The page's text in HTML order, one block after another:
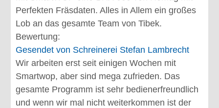
Perfekten Fräsdaten. Alles in Allem ein großes
Lob an das gesamte Team von Tibek.
Bewertung:
Gesendet von Schreinerei Stefan Lambrecht
Wir arbeiten erst seit einigen Wochen mit
Smartwop, aber sind mega zufrieden. Das
gesamte Programm ist sehr bedienerfreundlich
und wenn wir mal nicht weiterkommen ist der